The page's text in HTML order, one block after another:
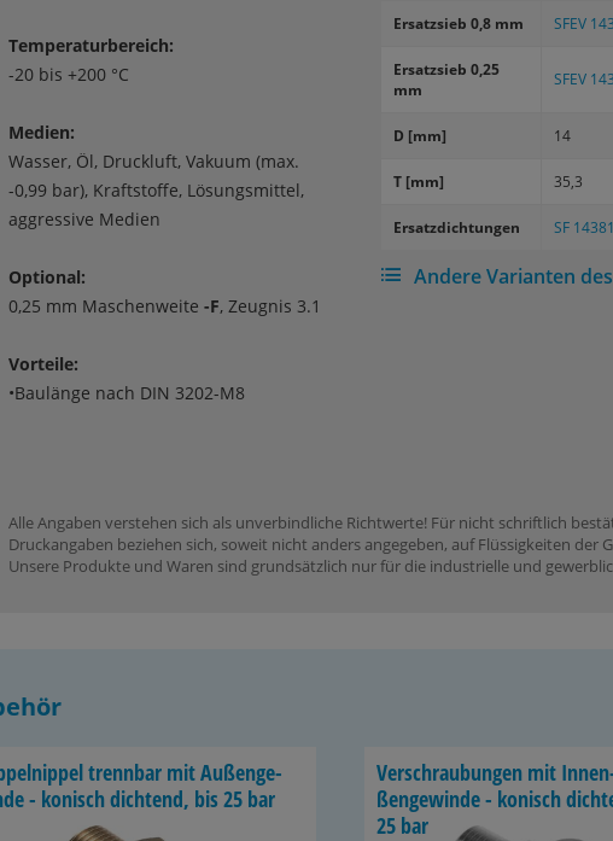
Temperaturbereich:
-20 bis +200 °C
Medien:
Wasser, Öl, Druckluft, Vakuum (max.
-0,99 bar), Kraftstoffe, Lösungsmittel,
aggressive Medien
Optional:
0,25 mm Maschenweite -F, Zeugnis 3.1
Vorteile:
•Baulänge nach DIN 3202-M8
Er­satz­sieb 0,8 mm SFEV
Er­satz­sieb 0,25
mm
SFEV
D [mm] 14
T [mm] 35,3
Er­satz­dich­tun­gen SF
Andere Varianten
Alle Angaben verstehen sich als unverbindliche Richtwerte! Für nicht schriftlich
Druckangaben beziehen sich, soweit nicht anders angegeben, auf Flüssigkeiten der
Unsere Produkte und Waren sind grundsätzlich nur für die industrielle und
trenn­bar mit Au­ßen­ge­
- ko­nisch dich­tend, bis 25 bar
Ver­schrau­bun­gen mit
ßen­ge­win­de - ko­nisch
25 bar